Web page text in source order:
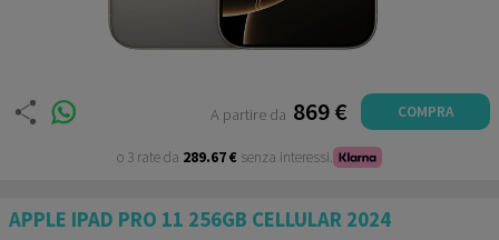
A partire da 869 € COMPRA
o 3 rate da 289.67 €senza interessi.
APPLE IPAD PRO 11 256GB CELLULAR 2024